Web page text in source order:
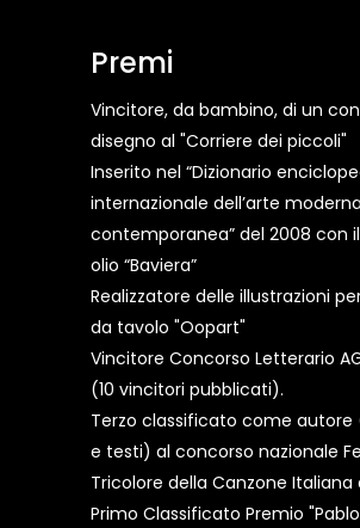
Premi
Vincitore, da bambino, di un
disegno al "Corriere dei piccoli"
Inserito nel “Dizionario
internazionale dell’arte
contemporanea” del 2008 con
olio “Baviera”
Realizzatore delle illustrazioni
da tavolo "Oopart"
Vincitore Concorso Letterario
(10 vincitori pubblicati).
Terzo classificato come autore
e testi) al concorso nazionale
Tricolore della Canzone Italiana
Primo Classificato Premio